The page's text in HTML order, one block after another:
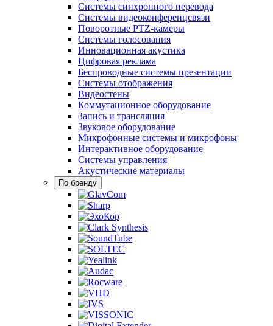
Системы синхронного перевода
Системы видеоконференцсвязи
Поворотные PTZ-камеры
Системы голосования
Инновационная акустика
Цифровая реклама
Беспроводные системы презентации
Системы отображения
Видеостены
Коммутационное оборудование
Запись и трансляция
Звуковое оборудование
Микрофонные системы и микрофоны
Интерактивное оборудование
Системы управления
Акустические материалы
По бренду